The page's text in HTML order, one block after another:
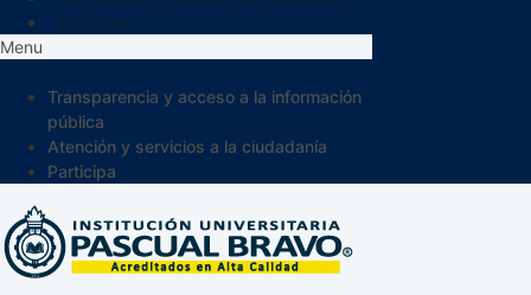
Menu
Transparencia y acceso a la información
pública
Atención y servicios a la ciudadanía
Participa